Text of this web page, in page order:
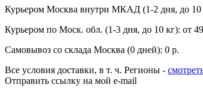
Курьером Москва внутри МКАД (1-2 дня, до 10
Курьером по Моск. обл. (1-3 дня, до 10 кг): от
Самовывоз со склада Москва (0 дней): 0 р.
Все условия доставки, в т. ч. Регионы -
Отправить ссылку на мой e-mail